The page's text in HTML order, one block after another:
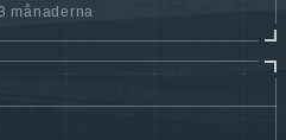
månaderna